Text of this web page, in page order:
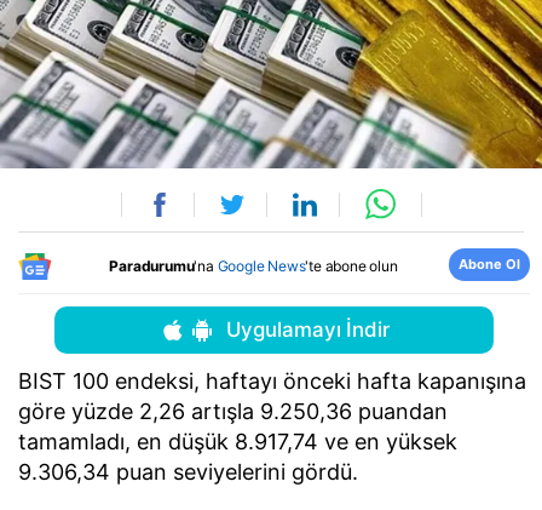
Paradurumu'na Google News'te abone olun Abone Ol
Uygulamayı İndir
BIST 100 endeksi, haftayı önceki hafta kapanışına
göre yüzde 2,26 artışla 9.250,36 puandan
tamamladı, en düşük 8.917,74 ve en yüksek
9.306,34 puan seviyelerini gördü.